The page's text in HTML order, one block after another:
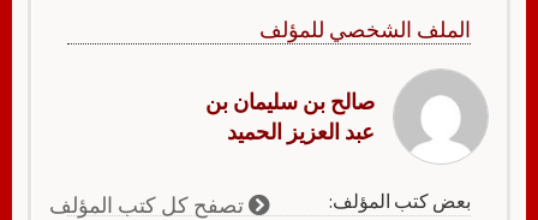
الملف الشخصي للمؤلف
صالح بن سليمان بن
عبد العزيز الحميد
بعض كتب المؤلف: تصفح كل كتب المؤلف